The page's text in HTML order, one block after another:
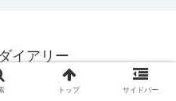
イアリー
とダイアリー.
トップ サイドバー